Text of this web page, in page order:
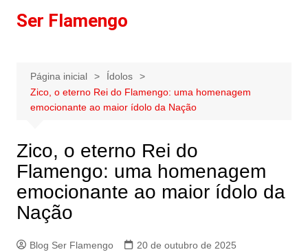
paraSer Flamengo
Página inicial
Ídolos
Zico, o eterno Rei do Flamengo: uma homenagem
emocionante ao maior ídolo da Nação
Zico, o eterno Rei do
Flamengo: uma homenagem
emocionante ao maior ídolo da
Nação
Blog Ser Flamengo
20 de outubro de 2025